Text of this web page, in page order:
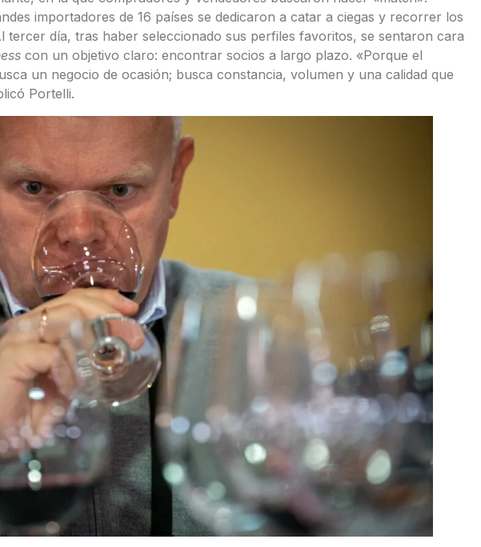
importadores de 16 países se dedicaron a catar a ciegas y recorrer los
tercer día, tras haber seleccionado sus perfiles favoritos, se sentaron cara
con un objetivo claro: encontrar socios a largo plazo. «Porque el
un negocio de ocasión; busca constancia, volumen y una calidad que
Portelli.